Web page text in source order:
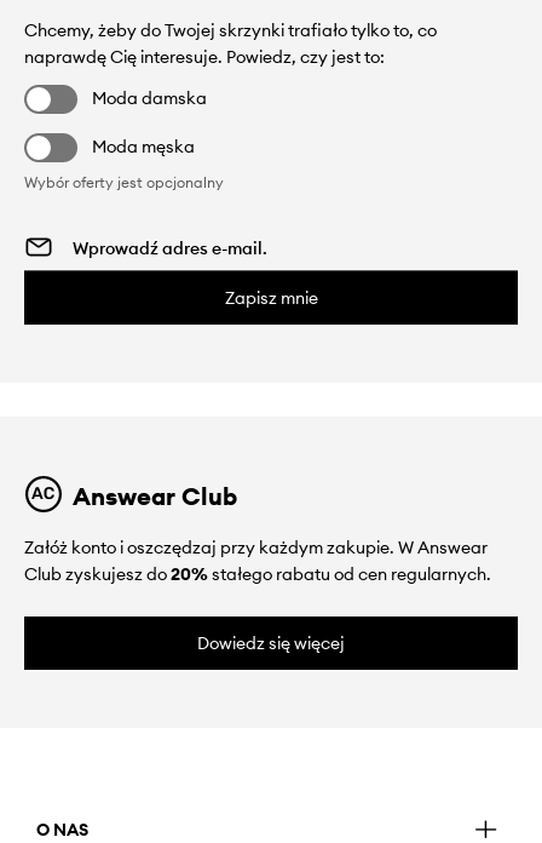
Chcemy, żeby do Twojej skrzynki trafiało tylko to, co
naprawdę Cię interesuje. Powiedz, czy jest to:
Moda damska
Moda męska
Wybór oferty jest opcjonalny
Zapisz mnie
Answear Club
Załóż konto i oszczędzaj przy każdym zakupie. W Answear
Club zyskujesz do20%stałego rabatu od cen regularnych.
Dowiedz się więcej
O NAS